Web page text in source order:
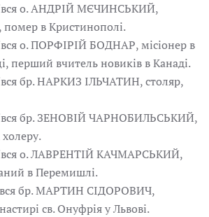
о. АНДРІЙ МЄЧИНСЬКИЙ,
помер в Кристинополі.
о. ПОРФІРІЙ БОДНАР, місіонер в
перший вчитель новиків в Канаді.
бр. НАРКИЗ ІЛЬЧАТИН, столяр,
бр. ЗЕНОВІЙ ЧАРНОБИЛЬСЬКИЙ,
о. ЛАВРЕНТІЙ КАЧМАРСЬКИЙ,
в Перемишлі.
бр. МАРТИН СІДОРОВИЧ,
св. Онуфрія у Львові.